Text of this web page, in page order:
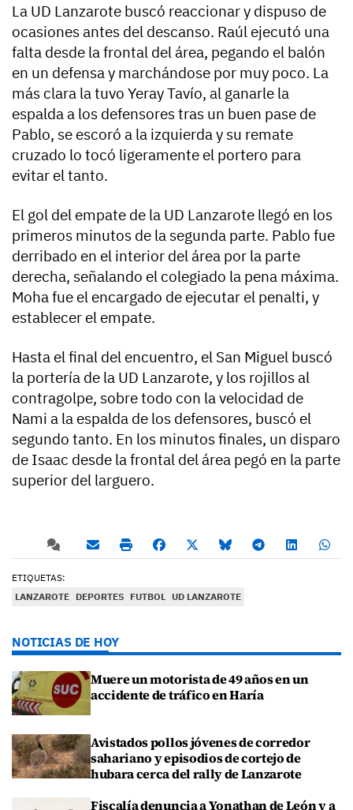
La UD Lanzarote buscó reaccionar y dispuso de
ocasiones antes del descanso. Raúl ejecutó una
falta desde la frontal del área, pegando el balón
en un defensa y marchándose por muy poco. La
más clara la tuvo Yeray Tavío, al ganarle la
espalda a los defensores tras un buen pase de
Pablo, se escoró a la izquierda y su remate
cruzado lo tocó ligeramente el portero para
evitar el tanto.
El gol del empate de la UD Lanzarote llegó en los
primeros minutos de la segunda parte. Pablo fue
derribado en el interior del área por la parte
derecha, señalando el colegiado la pena máxima.
Moha fue el encargado de ejecutar el penalti, y
establecer el empate.
Hasta el final del encuentro, el San Miguel buscó
la portería de la UD Lanzarote, y los rojillos al
contragolpe, sobre todo con la velocidad de
Nami a la espalda de los defensores, buscó el
segundo tanto. En los minutos finales, un disparo
de Isaac desde la frontal del área pegó en la parte
superior del larguero.
ETIQUETAS:
LANZAROTE DEPORTES FUTBOL UD LANZAROTE
NOTICIAS DE HOY
Muere un motorista de 49 años en un
accidente de tráfico en Haría
Avistados pollos jóvenes de corredor
sahariano y episodios de cortejo de
hubara cerca del rally de Lanzarote
Fiscalía denuncia a Yonathan de León y a